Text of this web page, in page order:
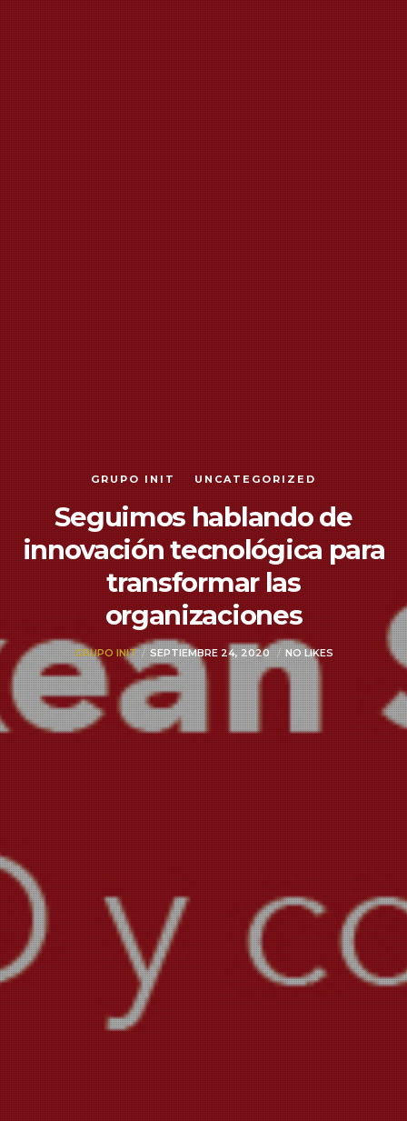
GRUPO INIT UNCATEGORIZED
Seguimos hablando de
innovación tecnológica para
transformar las
organizaciones
GRUPO INIT SEPTIEMBRE 24, 2020 NO LIKES